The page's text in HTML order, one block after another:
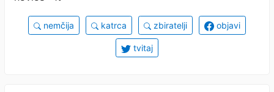
nemčija katrca zbiratelji objavi
tvitaj